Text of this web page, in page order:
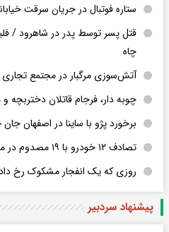
ستاره فوتبال در جریان سرقت
قتل پسر توسط پدر در شاهرود /
چاه
آتش‌سوزی مرگبار در مجتمع
چوبه دار، فرجام قاتلان دختربچه
برخورد پژو با ساینا در اصفهان
تصادف ۱۲ خودرو با ۱۹ مصدوم در محور یاسوج ـ اصفهان
روزی که یک انفجار مشکوک رخ
پیشنهاد سردبیر